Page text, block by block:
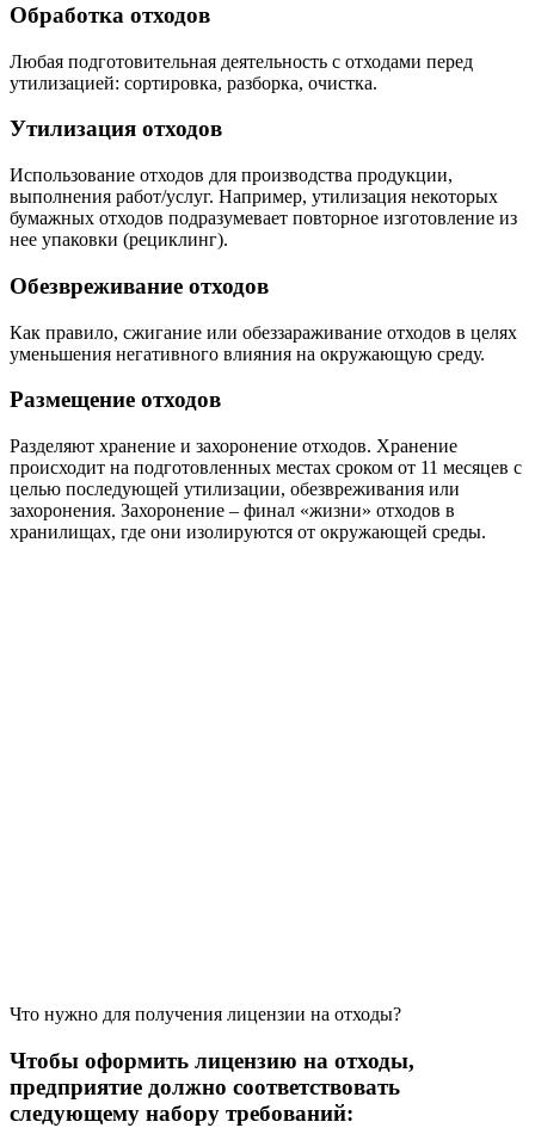
Обработка отходов
Любая подготовительная деятельность с отходами перед
утилизацией: сортировка, разборка, очистка.
Утилизация отходов
Использование отходов для производства продукции,
выполнения работ/услуг. Например, утилизация некоторых
бумажных отходов подразумевает повторное изготовление из
нее упаковки (рециклинг).
Обезвреживание отходов
Как правило, сжигание или обеззараживание отходов в целях
уменьшения негативного влияния на окружающую среду.
Размещение отходов
Разделяют хранение и захоронение отходов. Хранение
происходит на подготовленных местах сроком от 11 месяцев с
целью последующей утилизации, обезвреживания или
захоронения. Захоронение – финал «жизни» отходов в
хранилищах, где они изолируются от окружающей среды.
Что нужно для получения лицензии на отходы?
Чтобы оформить лицензию на отходы,
предприятие должно соответствовать
следующему набору требований: